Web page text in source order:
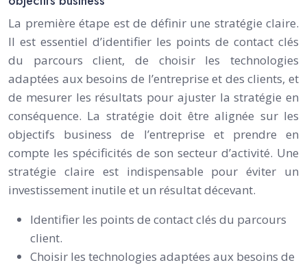
La première étape est de définir une stratégie claire.
Il est essentiel d’identifier les points de contact clés
du parcours client, de choisir les technologies
adaptées aux besoins de l’entreprise et des clients, et
de mesurer les résultats pour ajuster la stratégie en
conséquence. La stratégie doit être alignée sur les
objectifs business de l’entreprise et prendre en
compte les spécificités de son secteur d’activité. Une
stratégie claire est indispensable pour éviter un
investissement inutile et un résultat décevant.
Identifier les points de contact clés du parcours
client.
Choisir les technologies adaptées aux besoins de